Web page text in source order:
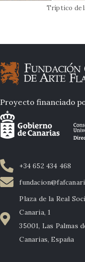
Tríptico de
Proyecto financiado
+34 652 434 468
Plaza de la Real
Canaria, 1
35001, Las Palmas
Canarias, España